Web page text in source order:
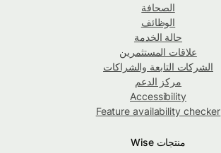
الصحافة
الوظائف
حالة الخدمة
علاقات المستثمرين
الشركات التابعة والشراكات
مركز الدعم
Accessibility
Feature availability checker
منتجات Wise